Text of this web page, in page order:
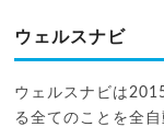
ウェルスナビ
ウェルスナビは
る全てのことを全